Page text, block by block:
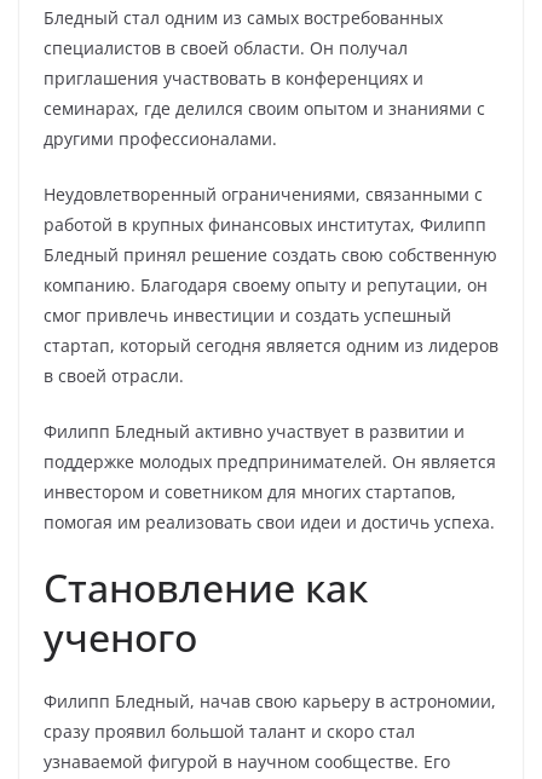
Бледный стал одним из самых востребованных
специалистов в своей области. Он получал
приглашения участвовать в конференциях и
семинарах, где делился своим опытом и знаниями с
другими профессионалами.
Неудовлетворенный ограничениями, связанными с
работой в крупных финансовых институтах, Филипп
Бледный принял решение создать свою собственную
компанию. Благодаря своему опыту и репутации, он
смог привлечь инвестиции и создать успешный
стартап, который сегодня является одним из лидеров
в своей отрасли.
Филипп Бледный активно участвует в развитии и
поддержке молодых предпринимателей. Он является
инвестором и советником для многих стартапов,
помогая им реализовать свои идеи и достичь успеха.
Становление как
ученого
Филипп Бледный, начав свою карьеру в астрономии,
сразу проявил большой талант и скоро стал
узнаваемой фигурой в научном сообществе. Его